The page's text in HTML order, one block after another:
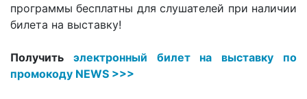
программы бесплатны для слушателей при наличии
билета на выставку!
Получить электронный билет на выставку по
промокоду NEWS >>>